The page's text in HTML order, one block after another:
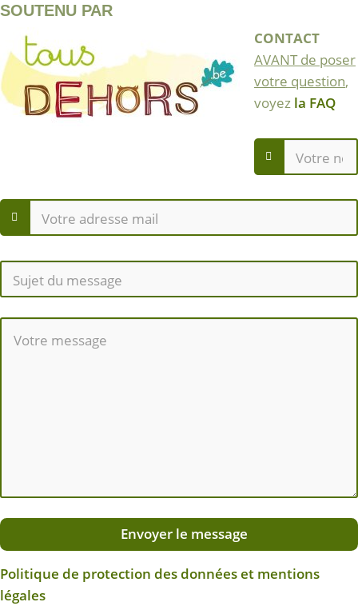
SOUTENU PAR
CONTACT
AVANT de poser
votre question,
voyez la FAQ
Envoyer le message
Politique de protection des données et mentions
légales